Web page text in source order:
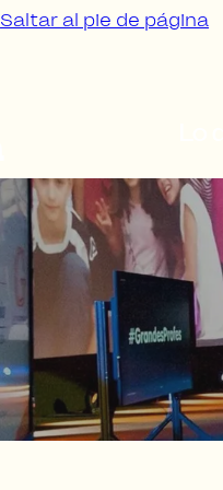
Saltar al pie de página